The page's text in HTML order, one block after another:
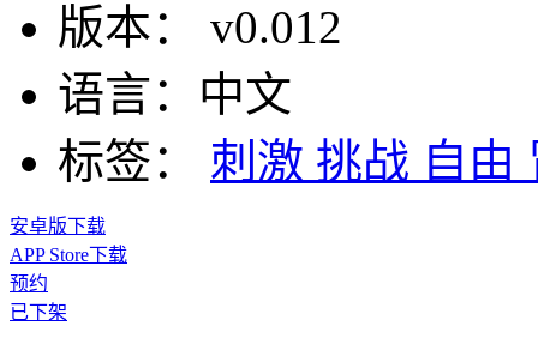
版本：
v0.012
语言： 中文
标签：
刺激 挑战 自由
安卓版下载
APP Store下载
预约
已下架